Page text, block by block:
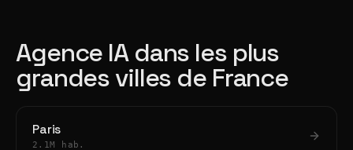
Agence IA dans les plus
grandes villes de France
Paris
2.1M hab.